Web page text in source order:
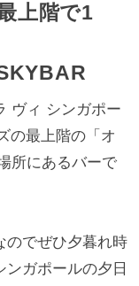
上階で1
ヴィ シンガポー
の最上階の「オ
所にあるバーで
のでぜひ夕暮れ時
ガポールの夕日